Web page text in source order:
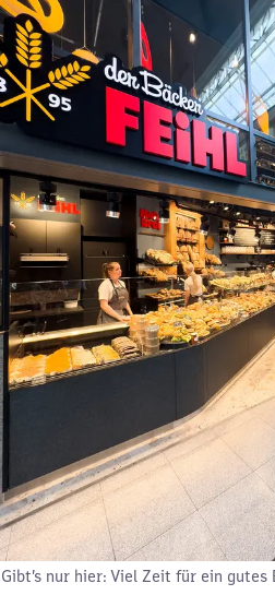
Gibt’s nur hier: Viel Zeit für ein gutes